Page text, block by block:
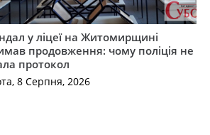
у ліцеї на Житомирщині
продовження: чому поліція не
протокол
8 Серпня, 2026